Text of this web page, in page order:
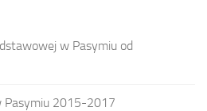
w Pasymiu od
Pasymiu 2015-2017